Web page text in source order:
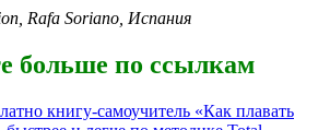
Rafa Soriano, Испания
больше по ссылкам
книгу-самоучитель «Как плавать